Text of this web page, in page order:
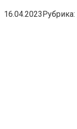
16.04.2023Рубрика: